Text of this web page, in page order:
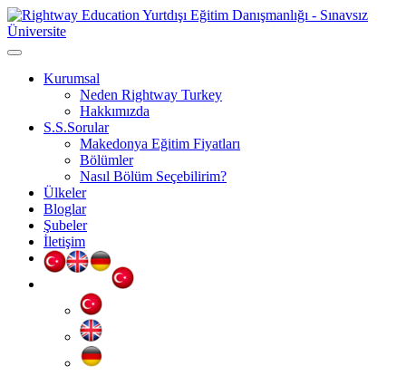
Kurumsal
Neden Rightway Turkey
Hakkımızda
S.S.Sorular
Makedonya Eğitim Fiyatları
Bölümler
Nasıl Bölüm Seçebilirim?
Ülkeler
Bloglar
Şubeler
İletişim